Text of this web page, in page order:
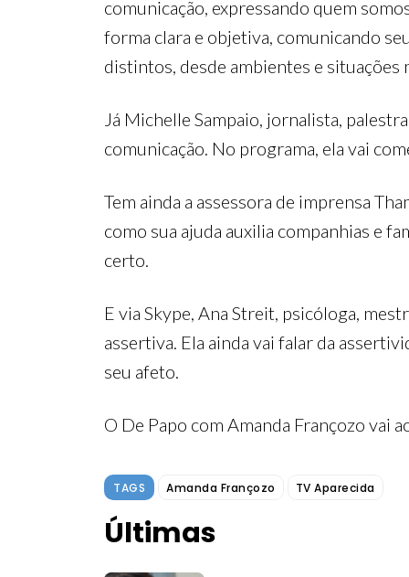
comunicação, expressando quem
forma clara e objetiva, comunicando
distintos, desde ambientes e situações
Já Michelle Sampaio, jornalista,
comunicação. No programa, ela vai
Tem ainda a assessora de imprensa
como sua ajuda auxilia companhias e
certo.
E via Skype, Ana Streit, psicóloga,
assertiva. Ela ainda vai falar da
seu afeto.
O De Papo com Amanda Françozo vai
TAGS Amanda Françozo TV Aparecida
Últimas